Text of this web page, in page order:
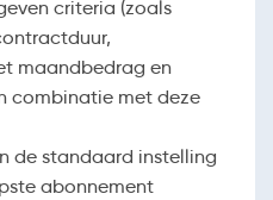
criteria (zoals
maandbedrag en
combinatie met deze
de standaard instelling
abonnement